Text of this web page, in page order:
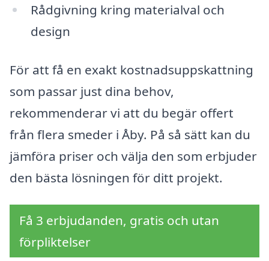
Rådgivning kring materialval och
design
För att få en exakt kostnadsuppskattning
som passar just dina behov,
rekommenderar vi att du begär offert
från flera smeder i Åby. På så sätt kan du
jämföra priser och välja den som erbjuder
den bästa lösningen för ditt projekt.
Få 3 erbjudanden, gratis och utan
förpliktelser